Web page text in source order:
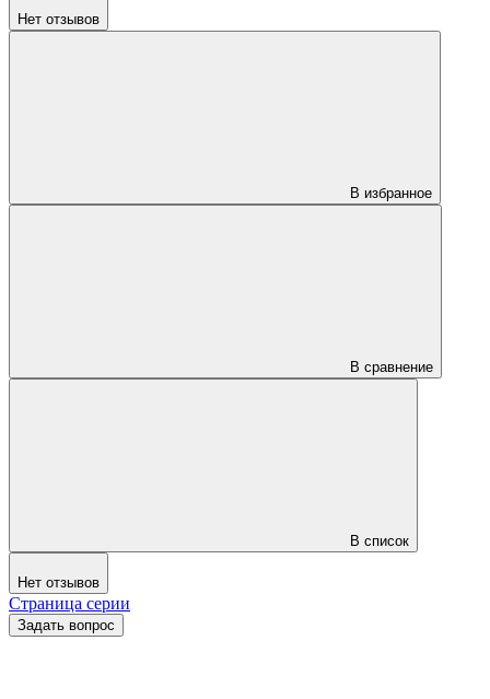
Нет отзывов
В избранное
В сравнение
В список
Нет отзывов
Страница серии
Задать вопрос